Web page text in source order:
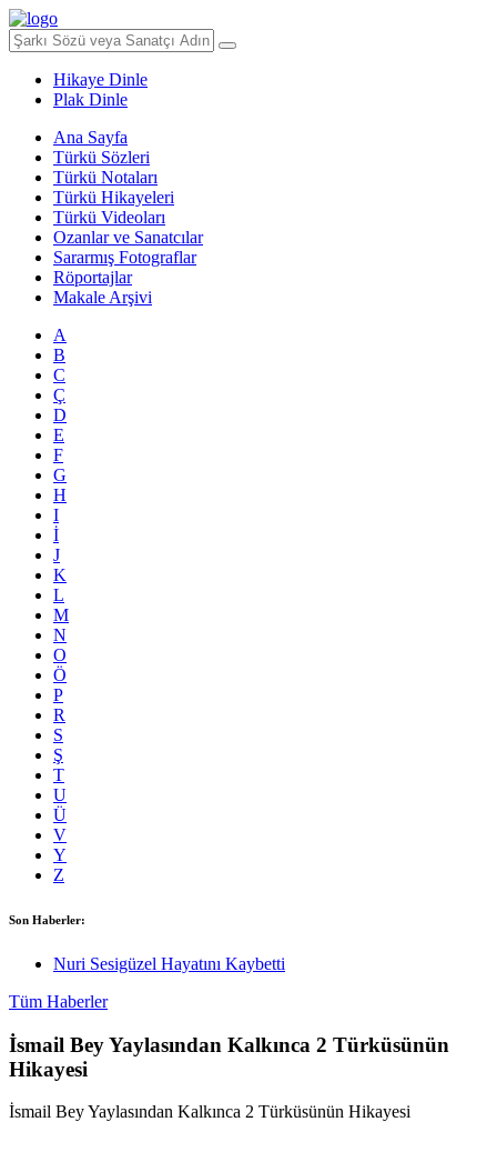
Hikaye Dinle
Plak Dinle
Ana Sayfa
Türkü Sözleri
Türkü Notaları
Türkü Hikayeleri
Türkü Videoları
Ozanlar ve Sanatcılar
Sararmış Fotograflar
Röportajlar
Makale Arşivi
A
B
C
Ç
D
E
F
G
H
I
İ
J
K
L
M
N
O
Ö
P
R
S
Ş
T
U
Ü
V
Y
Z
Son Haberler:
Nuri Sesigüzel Hayatını Kaybetti
Tüm Haberler
İsmail Bey Yaylasından Kalkınca 2 Türküsünün
Hikayesi
İsmail Bey Yaylasından Kalkınca 2 Türküsünün Hikayesi